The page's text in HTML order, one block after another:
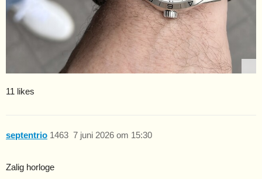
11 likes
septentrio 7 juni 2026 om 15:30
1463
Zalig horloge